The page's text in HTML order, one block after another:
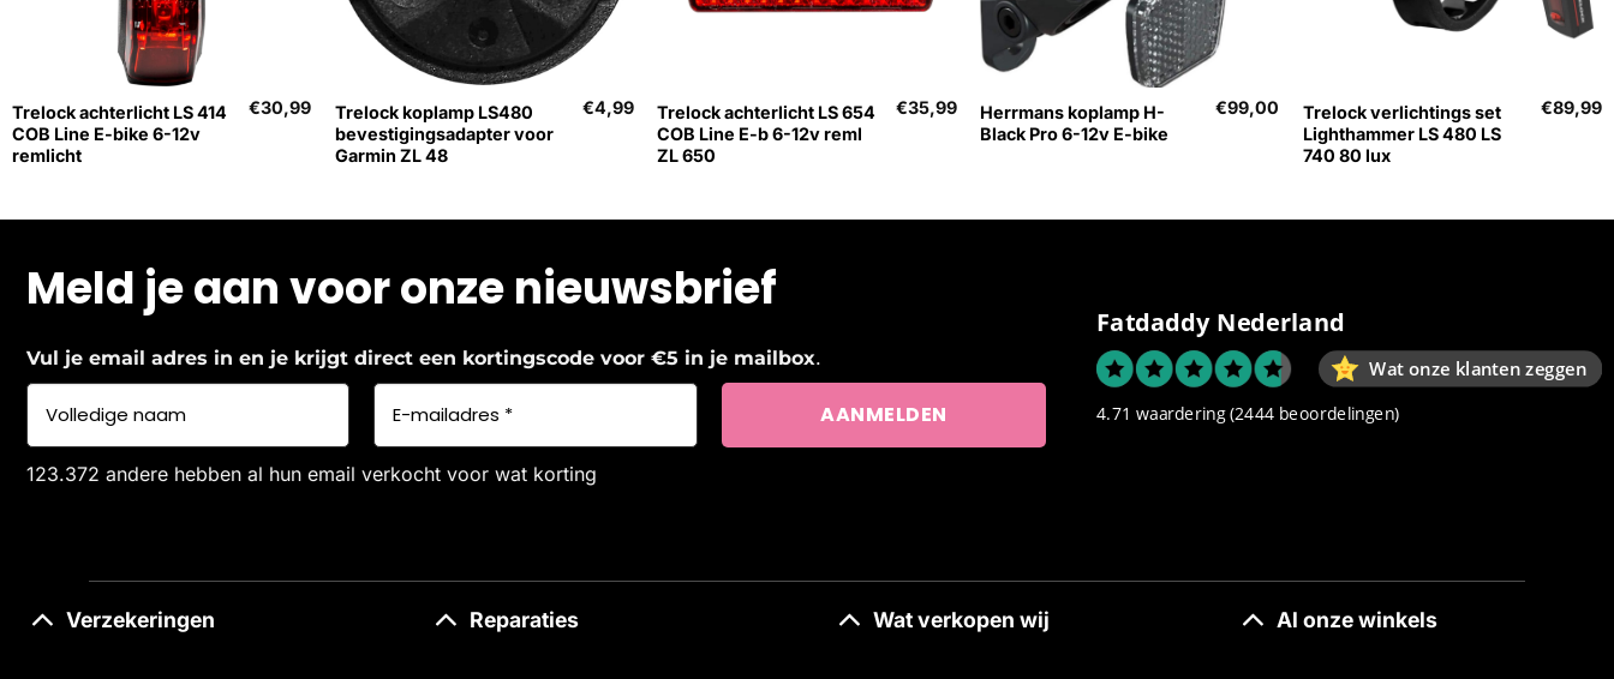
Trelock achterlicht LS 414
COB Line E-bike 6-12v
remlicht
€30,99
Trelock koplamp LS480
bevestigingsadapter voor
Garmin ZL 48
€4,99
Trelock achterlicht LS 654
COB Line E-b 6-12v reml
ZL 650
€35,99
Herrmans koplamp H-
Black Pro 6-12v E-bike
€99,00
Trelock verlichtings set
Lighthammer LS 480 LS
740 80 lux
€89,99
Meld je aan voor onze nieuwsbrief
Vul je email adres in en je krijgt direct een kortingscode voor €5 in je mailbox.
123.372 andere hebben al hun email verkocht voor wat korting
Fatdaddy Nederland
Wat onze klanten zeggen
4.71 waardering (2444 beoordelingen)
Verzekeringen Reparaties Wat verkopen wij Al onze winkels